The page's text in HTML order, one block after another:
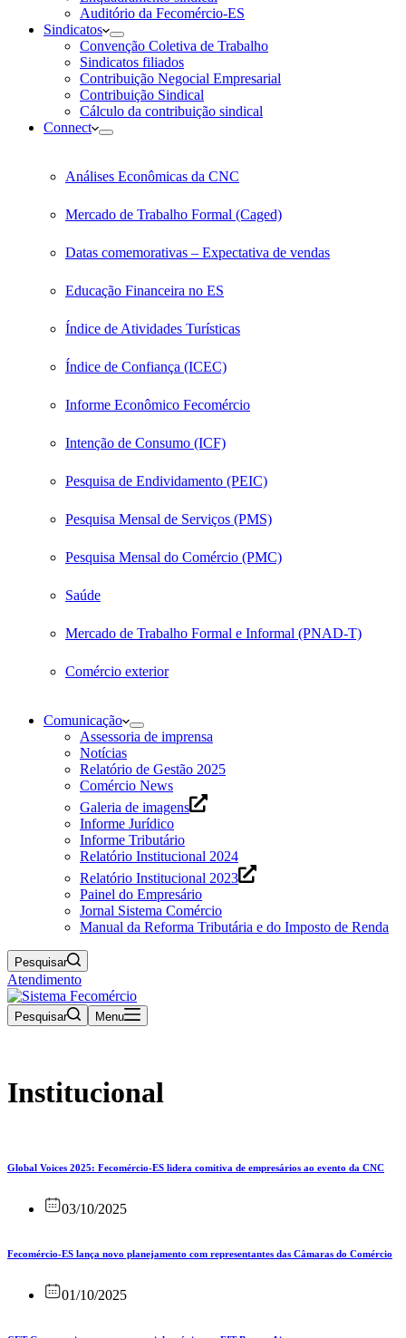
Auditório da Fecomércio-ES
Sindicatos
Convenção Coletiva de Trabalho
Sindicatos filiados
Contribuição Negocial Empresarial
Contribuição Sindical
Cálculo da contribuição sindical
Connect
Análises Econômicas da CNC
Mercado de Trabalho Formal (Caged)
Datas comemorativas – Expectativa de vendas
Educação Financeira no ES
Índice de Atividades Turísticas
Índice de Confiança (ICEC)
Informe Econômico Fecomércio
Intenção de Consumo (ICF)
Pesquisa de Endividamento (PEIC)
Pesquisa Mensal de Serviços (PMS)
Pesquisa Mensal do Comércio (PMC)
Saúde
Mercado de Trabalho Formal e Informal (PNAD-T)
Comércio exterior
Comunicação
Assessoria de imprensa
Notícias
Relatório de Gestão 2025
Comércio News
Galeria de imagens
Informe Jurídico
Informe Tributário
Relatório Institucional 2024
Relatório Institucional 2023
Painel do Empresário
Jornal Sistema Comércio
Manual da Reforma Tributária e do Imposto de Renda
Pesquisar
Atendimento
Pesquisar Menu
Institucional
Global Voices 2025: Fecomércio-ES lidera comitiva de empresários ao evento da CNC
03/10/2025
Fecomércio-ES lança novo planejamento com representantes das Câmaras do Comércio
01/10/2025